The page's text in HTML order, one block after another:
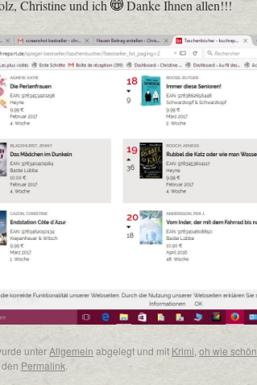
Christine und ich Danke Ihnen allen!!!
unterAllgemein abgelegt und mit Krimi oh wie schön
Permalink.